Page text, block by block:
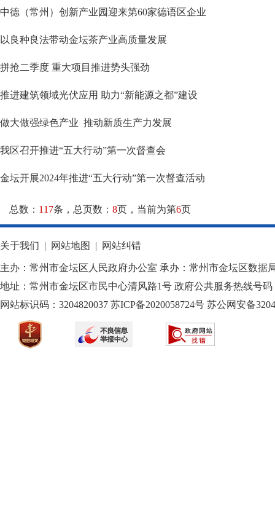
中德（常州）创新产业园迎来第60家德语区企业
以良种良法带动金坛茶产业高质量发展
拼抢二季度 重大项目推进势头强劲
推进建筑领域光伏应用 助力“新能源之都”建设
做大做强绿色产业 推动新质生产力发展
我区召开推进“五大行动”第一次督查会
金坛开展2024年推进“五大行动”第一次督查活动
总数： 117条，总页数： 8页，当前为第6页
关于我们 | 网站地图 | 网站纠错
主办：常州市金坛区人民政府办公室 承办：常州市金坛区数据
地址：常州市金坛区市民中心清风路1号 政府公共服务热线号码
网站标识码：3204820037 苏ICP备2020058724号 苏公网安备